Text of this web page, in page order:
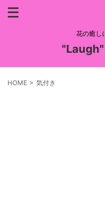
花の癒し
HOME > 気付き